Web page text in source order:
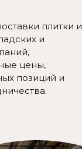
плитки и
и
цены,
позиций и